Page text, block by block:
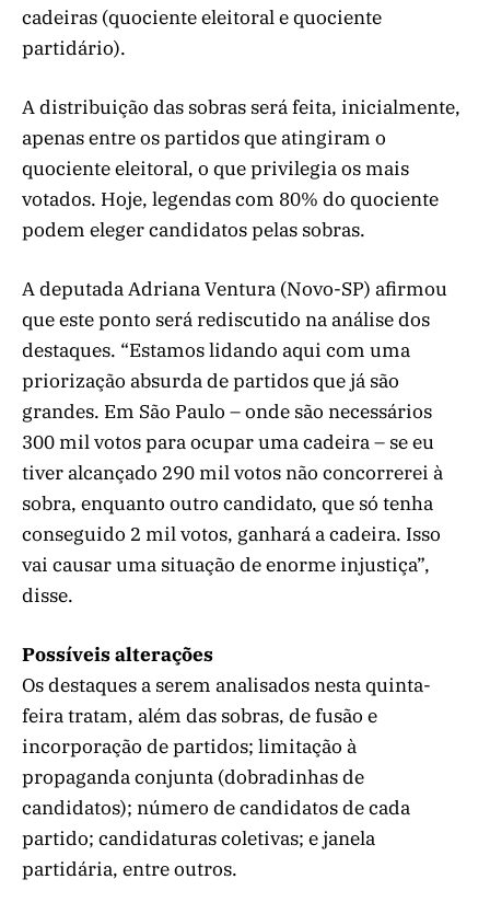
cadeiras (quociente eleitoral e quociente
partidário).
A distribuição das sobras será feita, inicialmente,
apenas entre os partidos que atingiram o
quociente eleitoral, o que privilegia os mais
votados. Hoje, legendas com 80% do quociente
podem eleger candidatos pelas sobras.
A deputada Adriana Ventura (Novo-SP) afirmou
que este ponto será rediscutido na análise dos
destaques. “Estamos lidando aqui com uma
priorização absurda de partidos que já são
grandes. Em São Paulo – onde são necessários
300 mil votos para ocupar uma cadeira – se eu
tiver alcançado 290 mil votos não concorrerei à
sobra, enquanto outro candidato, que só tenha
conseguido 2 mil votos, ganhará a cadeira. Isso
vai causar uma situação de enorme injustiça”,
disse.
Possíveis alterações
Os destaques a serem analisados nesta quinta-
feira tratam, além das sobras, de fusão e
incorporação de partidos; limitação à
propaganda conjunta (dobradinhas de
candidatos); número de candidatos de cada
partido; candidaturas coletivas; e janela
partidária, entre outros.